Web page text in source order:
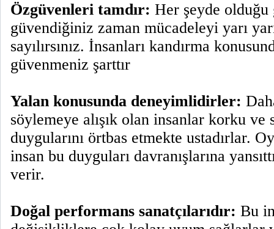
Özgüvenleri tamdır: Her şeyde
güvendiğiniz zaman mücadeleyi yarı
sayılırsınız. İnsanları kandırma
güvenmeniz şarttır
Yalan konusunda deneyimlidirler:
söylemeye alışık olan insanlar korku
duygularını örtbas etmekte ustadırlar.
insan bu duyguları davranışlarına
verir.
Doğal performans sanatçılarıdır: Bu